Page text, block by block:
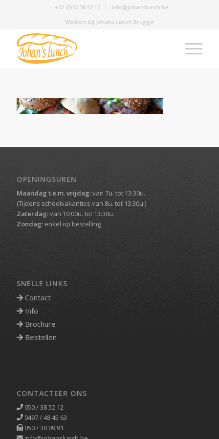
+32 (0)50 38 52 12
info@johanslunch.be
Welkom bij Johans Lunch Brugge
OPENINGSUREN
Maandag t.e.m. vrijdag:van 7u. tot 13:30u.
(Tijdens schoolvakanties van 8u. tot 13:30u.)
Zaterdag:van 10:00u. tot 13:30u.
Zondag:enkel op bestelling
SNELLE LINKS
Contact
Info
Brochure
Bestellen
CONTACTEER ONS
050 / 38 52 12
0497 / 48 45 63
050 / 30 09 91